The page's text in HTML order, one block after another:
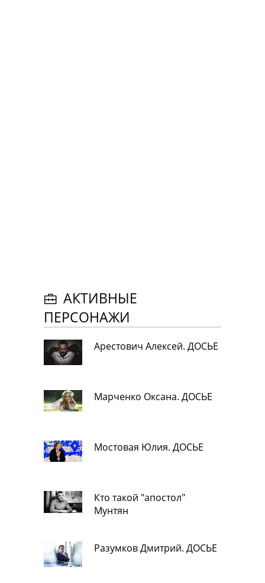
АКТИВНЫЕ
ПЕРСОНАЖИ
Арестович Алексей. ДОСЬЕ
Марченко Оксана. ДОСЬЕ
Мостовая Юлия. ДОСЬЕ
Кто такой "апостол"
Мунтян
Разумков Дмитрий. ДОСЬЕ